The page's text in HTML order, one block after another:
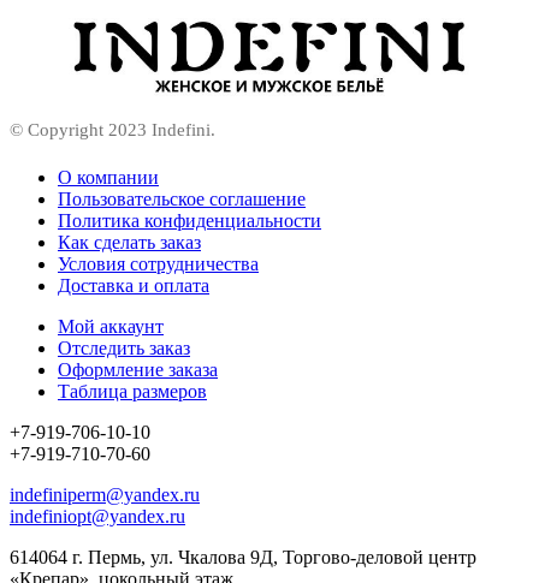
© Copyright 2023 Indefini.
О компании
Пользовательское соглашение
Политика конфиденциальности
Как сделать заказ
Условия сотрудничества
Доставка и оплата
Мой аккаунт
Отследить заказ
Оформление заказа
Таблица размеров
+7-919-706-10-10
+7-919-710-70-60
indefiniperm@yandex.ru
indefiniopt@yandex.ru
614064 г. Пермь, ул. Чкалова 9Д, Торгово-деловой центр
«Крепар», цокольный этаж